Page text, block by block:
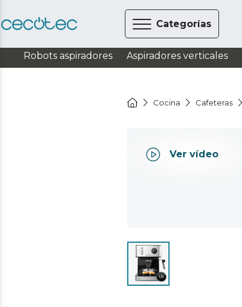
Categorías
Robots aspiradores Aspiradores verticales
Cocina Cafeteras
Ver vídeo